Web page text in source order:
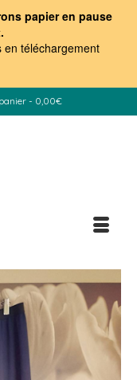
papier en pause
en téléchargement
- 0,00€